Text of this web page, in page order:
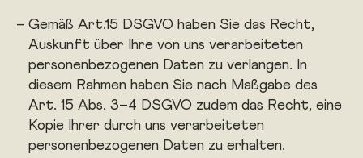
Gemäß Art.15 DSGVO haben Sie das Recht,
Auskunft über Ihre von uns verarbeiteten
personenbezogenen Daten zu verlangen. In
diesem Rahmen haben Sie nach Maßgabe des
Art. 15 Abs. 3–4 DSGVO zudem das Recht, eine
Kopie Ihrer durch uns verarbeiteten
personenbezogenen Daten zu erhalten.